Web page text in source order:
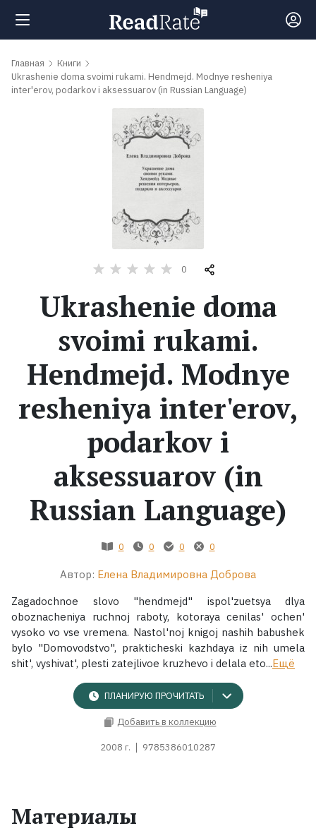
Поиск
обсуждаемые
Авторы
Жанры
Серии
Экранизации
Коллекции
Главная
Книги
Ukrashenie doma svoimi rukami. Hendmejd. Modnye resheniya
inter'erov, podarkov i aksessuarov (in Russian Language)
0
Ukrashenie doma
svoimi rukami.
Hendmejd. Modnye
resheniya inter'erov,
podarkov i
aksessuarov (in
Russian Language)
0 0 0 0
Автор: Елена Владимировна Доброва
Zagadochnoe slovo "hendmejd" ispol'zuetsya dlya
oboznacheniya ruchnoj raboty, kotoraya cenilas' ochen'
vysoko vo vse vremena. Nastol'noj knigoj nashih babushek
bylo "Domovodstvo", prakticheski kazhdaya iz nih umela
shit', vyshivat', plesti zatejlivoe kruzhevo i delala eto...Ещё
ПЛАНИРУЮ ПРОЧИТАТЬ
Добавить в коллекцию
2008 г. 9785386010287
Материалы